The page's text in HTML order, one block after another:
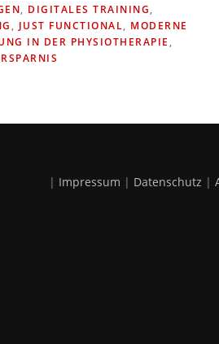
, DIGITALES TRAINING,
, JUST FUNCTIONAL, MODERNE
IN DER PHYSIOTHERAPIE ,
| Impressum | Datenschutz |